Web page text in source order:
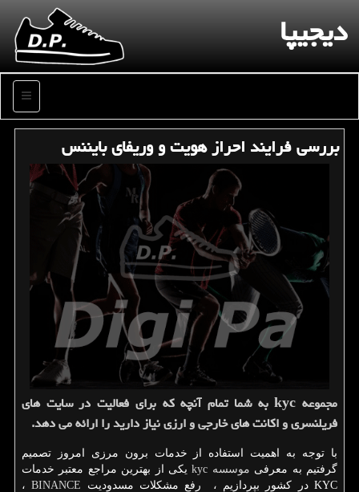
دیجیپا
منو
بررسی فرایند احراز هویت و وریفای بایننس
مجموعه kyc به شما تمام آنچه که برای فعالیت در سایت های
فریلنسری و اکانت های خارجی و ارزی نیاز دارید را ارائه می دهد.
با توجه به اهمیت استفاده از خدمات برون مرزی امروز تصمیم
گرفتیم به معرفی موسسه kycیکی از بهترین مراجع معتبر خدمات
KYCدر کشور بپردازیم ، رفع مشکلات مسدودیت BINANCE،